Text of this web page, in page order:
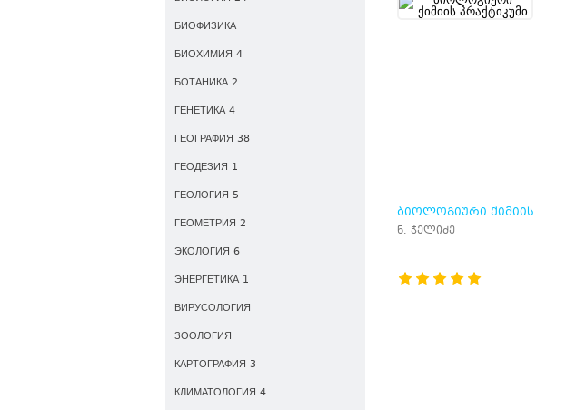
БИОФИЗИКА
БИОХИМИЯ 4
БОТАНИКА 2
ГЕНЕТИКА 4
ГЕОГРАФИЯ 38
ГЕОДЕЗИЯ 1
ГЕОЛОГИЯ 5
ГЕОМЕТРИЯ 2
ЭКОЛОГИЯ 6
ЭНЕРГЕТИКА 1
ВИРУСОЛОГИЯ
ЗООЛОГИЯ
КАРТОГРАФИЯ 3
КЛИМАТОЛОГИЯ 4
ᲑᲘᲝᲚᲝᲒᲘᲣᲠᲘ ᲥᲘᲛᲘᲘᲡ
ᲞᲠᲐᲥᲢᲘᲙᲣᲛᲘ
ნ. ჭელიძე